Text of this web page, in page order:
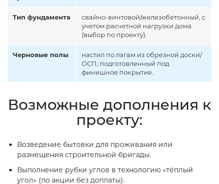
Тип фундамента
свайно-винтовой/железобетонный, с
учетом расчетной нагрузки дома
(выбор по проекту).
Черновые полы
настил по лагам из обрезной доски/
ОСП, подготовленный под
финишное покрытие.
Возможные дополнения к
проекту:
Возведение бытовки для проживания или
размещения строительной бригады.
Выполнение рубки углов в технологию «тёплый
угол» (по акции без доплаты).